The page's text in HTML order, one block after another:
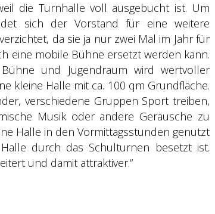
die Turnhalle voll ausgebucht ist. Um
sich der Vorstand für eine weitere
da sie ja nur zwei Mal im Jahr für
eine mobile Bühne ersetzt werden kann.
und Jugendraum wird wertvoller
kleine Halle mit ca. 100 qm Grundfläche.
verschiedene Gruppen Sport treiben,
Musik oder andere Geräusche zu
Halle in den Vormittagsstunden genutzt
durch das Schulturnen besetzt ist.
und damit attraktiver.“